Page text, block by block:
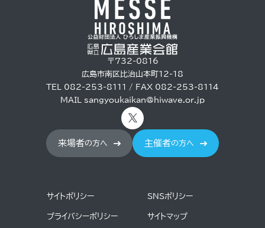
〒732-0816
広島市南区比治山本町12-18
TEL 082-253-8111 / FAX 082-253-8114
MAIL sangyoukaikan@hiwave.or.jp
来場者の方へ 主催者の方へ
サイトポリシー SNSポリシー
プライバシーポリシー サイトマップ